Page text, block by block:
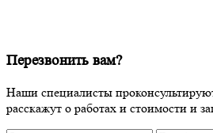
Перезвонить вам?
Наши специалисты
расскажут о работах и стоимости и